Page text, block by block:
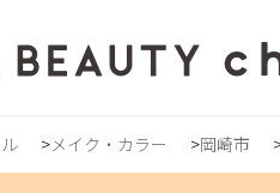
メイク・カラー 岡崎市